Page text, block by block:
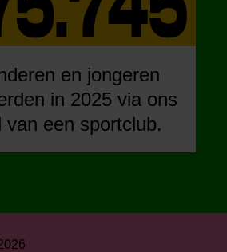
en jongeren
in 2025 via ons
van een sportclub.